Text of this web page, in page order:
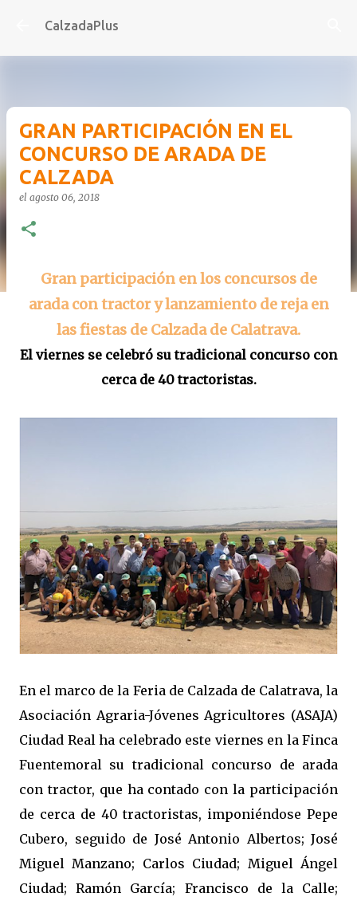
Ir al contenido principal
CalzadaPlus
GRAN PARTICIPACIÓN EN EL
CONCURSO DE ARADA DE
CALZADA
el agosto 06, 2018
Gran participación en los concursos de
arada con tractor y lanzamiento de reja en
las fiestas de Calzada de Calatrava.
El viernes se celebró su tradicional concurso con
cerca de 40 tractoristas.
En el marco de la Feria de Calzada de Calatrava, la
Asociación Agraria-Jóvenes Agricultores (ASAJA)
Ciudad Real ha celebrado este viernes en la Finca
Fuentemoral su tradicional concurso de arada
con tractor, que ha contado con la participación
de cerca de 40 tractoristas, imponiéndose Pepe
Cubero, seguido de José Antonio Albertos; José
Miguel Manzano; Carlos Ciudad; Miguel Ángel
Ciudad; Ramón García; Francisco de la Calle;